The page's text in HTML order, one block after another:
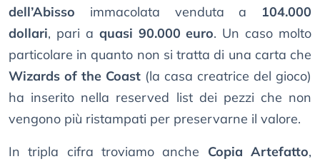
dell’Abisso immacolata venduta a 104.000
dollari, pari a quasi 90.000 euro. Un caso molto
particolare in quanto non si tratta di una carta che
Wizards of the Coast (la casa creatrice del gioco)
ha inserito nella reserved list dei pezzi che non
vengono più ristampati per preservarne il valore.
In tripla cifra troviamo anche Copia Artefatto,